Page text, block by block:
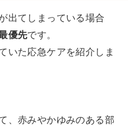
出てしまっている場合
優先です。
いた応急ケアを紹介しま
、赤みやかゆみのある部